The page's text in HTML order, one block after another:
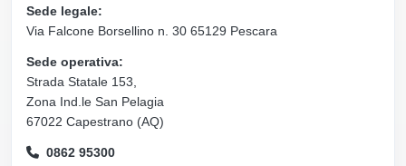
Sede legale:
Via Falcone Borsellino n. 30 65129 Pescara
Sede operativa:
Strada Statale 153,
Zona Ind.le San Pelagia
67022 Capestrano (AQ)
0862 95300